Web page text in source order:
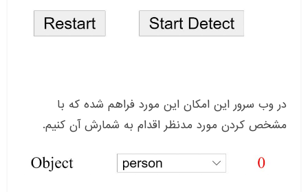
در وب سرور این امکان این مورد فراهم شده که با
مشخص کردن مورد مدنظر اقدام به شمارش آن کنیم.